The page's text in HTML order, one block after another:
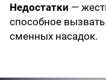
Недостатки —
способное
сменных насадок.